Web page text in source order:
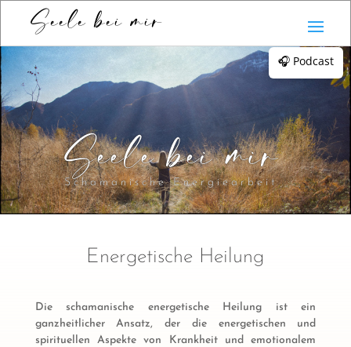
Seele bei mir
Seele bei mir
Schamanische Energiearbeit
Energetische Heilung
Die schamanische energetische Heilung ist ein
ganzheitlicher Ansatz, der die energetischen und
spirituellen Aspekte von Krankheit und emotionalem
🎧 Podcast